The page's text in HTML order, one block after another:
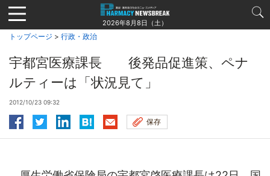
Jump
to
navigation
2026年8月8日（土）
トップページ > 行政・政治
宇都宮医療課長 後発品促進策、ペナ
ルティーは「状況見て」
2012/10/23 09:32
保存